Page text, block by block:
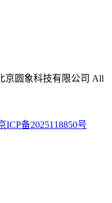
京圆象科技有限公司 All
ICP备2025118850号